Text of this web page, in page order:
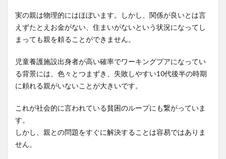
4
日本
のキ
ア教
育に
一石
を投
プロボ
実の親は物理的にはほぼいます。しかし、関係が良いとは言
えずたとえお金がない、住まいがないという状況になってし
まっても親を頼ることができません。
児童養護施設出身者が高い確率でワーキングプアになってい
る背景には、色々とつまずき、失敗しやすい10代後半の時期
に頼れる親がいないことが大きいです。
これが社会的に言われている貧困のループにも繋がっていま
す。
しかし、親との問題をすぐに解決することは容易ではありま
せん。